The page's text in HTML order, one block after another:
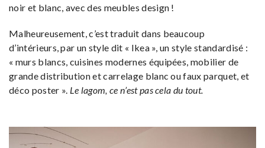
noir et blanc, avec des meubles design !
Malheureusement, c’est traduit dans beaucoup
d’intérieurs, par un style dit « Ikea », un style standardisé :
« murs blancs, cuisines modernes équipées, mobilier de
grande distribution et carrelage blanc ou faux parquet, et
déco poster ». Le lagom, ce n’est pas cela du tout.